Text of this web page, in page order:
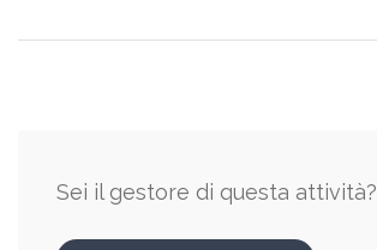
Sei il gestore di questa attività?